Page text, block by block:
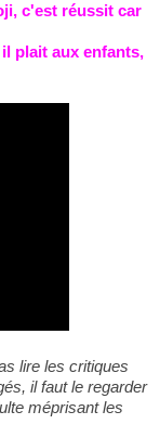
c'est réussit car
plait aux enfants,
lire les critiques
il faut le regarder
méprisant les